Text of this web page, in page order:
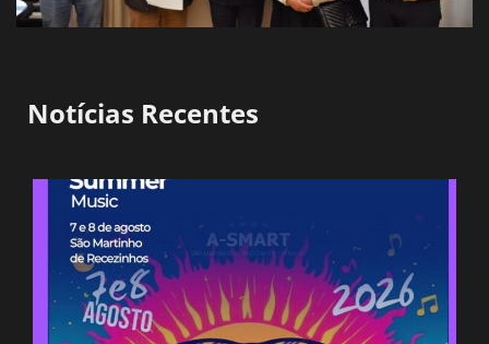
Notícias Recentes